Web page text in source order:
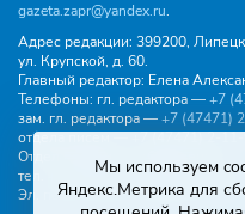
gazeta.zapr@yandex.ru.
Адрес редакции: 399200,
ул. Крупской, д. 60.
Главный редактор: Елена
Телефоны: гл. редактора —+7
зам. гл. редактора —+7 (47471)
отдела писем —+7 (47471)
Отдел рекламы и объявлений:
тел.
+7 (47471) 2‑43‑88, эл.
Эл. почта:gazeta.zapr@yandex.ru
Мы используем
Яндекс.Метрика для